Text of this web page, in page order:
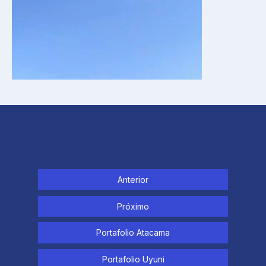
Anterior
Próximo
Portafolio Atacama
Portafolio Uyuni